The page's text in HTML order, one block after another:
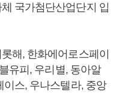
국가첨단산업단지 입
해, 한화에어로스페이
유피, 우리별, 동아알
스, 우나스텔라, 중앙